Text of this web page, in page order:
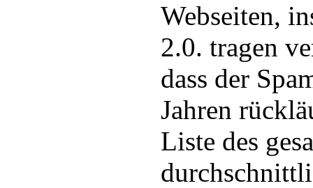
Webseiten,
2.0. tragen
dass der
Jahren
Liste des